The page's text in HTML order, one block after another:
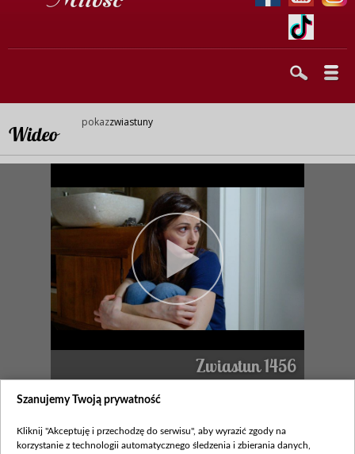
Wideo
pokazzwiastuny
Zwiastun 1456
Zobacz również
Szanujemy Twoją prywatność
Kliknij "Akceptuję i przechodzę do serwisu", aby wyrazić zgody na
korzystanie z technologii automatycznego śledzenia i zbierania danych,